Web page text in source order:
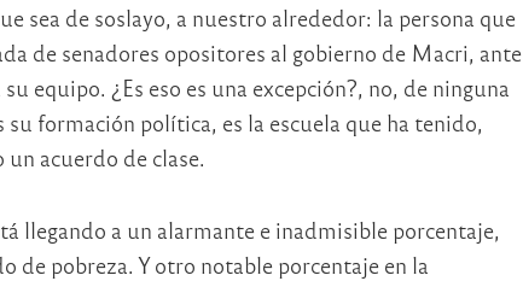
sea de soslayo, a nuestro alrededor: la persona que
de senadores opositores al gobierno de Macri, ante
equipo. ¿Es eso es una excepción?, no, de ninguna
su formación política, es la escuela que ha tenido,
acuerdo de clase.
llegando a un alarmante e inadmisible porcentaje,
de pobreza. Y otro notable porcentaje en la